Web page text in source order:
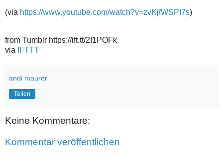
(via https://www.youtube.com/watch?v=zvKjfWSPI7s)
from Tumblr https://ift.tt/2I1POFk
via
IFTTT
andi maurer
Teilen
Keine Kommentare:
Kommentar veröffentlichen